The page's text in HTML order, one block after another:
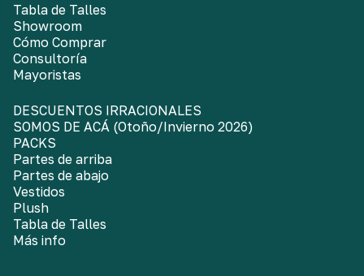
Tabla de Talles
Showroom
Cómo Comprar
Consultoría
Mayoristas
DESCUENTOS IRRACIONALES
SOMOS DE ACÁ (Otoño/Invierno 2026)
PACKS
Partes de arriba
Partes de abajo
Vestidos
Plush
Tabla de Talles
Más info